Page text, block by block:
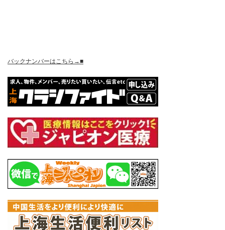
バックナンバーはこちら→■